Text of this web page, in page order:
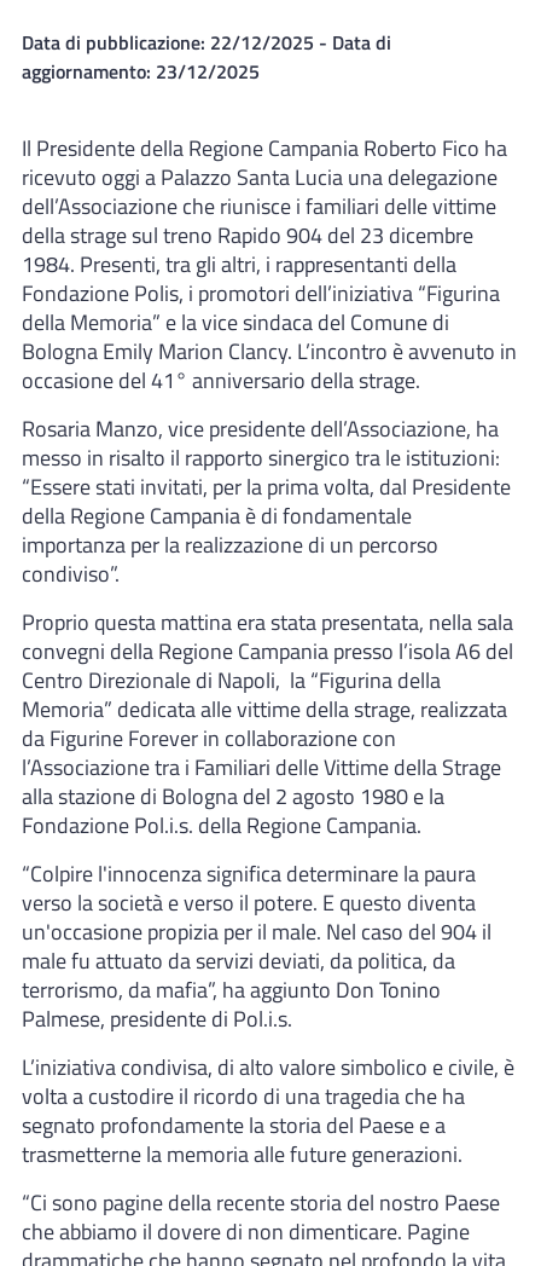
Data di pubblicazione: 22/12/2025 - Data di
aggiornamento: 23/12/2025
Il Presidente della Regione Campania Roberto Fico ha
ricevuto oggi a Palazzo Santa Lucia una delegazione
dell’Associazione che riunisce i familiari delle vittime
della strage sul treno Rapido 904 del 23 dicembre
1984. Presenti, tra gli altri, i rappresentanti della
Fondazione Polis, i promotori dell’iniziativa “Figurina
della Memoria” e la vice sindaca del Comune di
Bologna Emily Marion Clancy. L’incontro è avvenuto in
occasione del 41° anniversario della strage.
Rosaria Manzo, vice presidente dell’Associazione, ha
messo in risalto il rapporto sinergico tra le istituzioni:
“Essere stati invitati, per la prima volta, dal Presidente
della Regione Campania è di fondamentale
importanza per la realizzazione di un percorso
condiviso”.
Proprio questa mattina era stata presentata, nella sala
convegni della Regione Campania presso l’isola A6 del
Centro Direzionale di Napoli, la “Figurina della
Memoria” dedicata alle vittime della strage, realizzata
da Figurine Forever in collaborazione con
l’Associazione tra i Familiari delle Vittime della Strage
alla stazione di Bologna del 2 agosto 1980 e la
Fondazione Pol.i.s. della Regione Campania.
“Colpire l'innocenza significa determinare la paura
verso la società e verso il potere. E questo diventa
un'occasione propizia per il male. Nel caso del 904 il
male fu attuato da servizi deviati, da politica, da
terrorismo, da mafia”, ha aggiunto Don Tonino
Palmese, presidente di Pol.i.s.
L’iniziativa condivisa, di alto valore simbolico e civile, è
volta a custodire il ricordo di una tragedia che ha
segnato profondamente la storia del Paese e a
trasmetterne la memoria alle future generazioni.
“Ci sono pagine della recente storia del nostro Paese
che abbiamo il dovere di non dimenticare. Pagine